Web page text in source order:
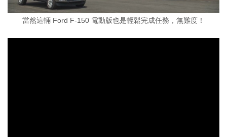
當然這輛 Ford F-150 電動版也是輕鬆完成任務，無難度！